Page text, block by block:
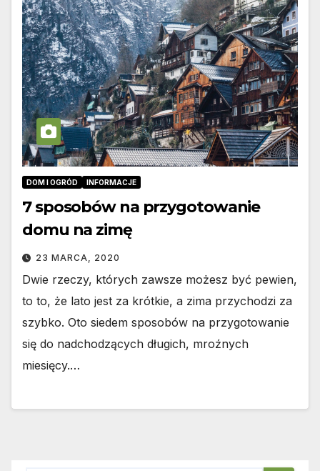
DOM I OGRÓD INFORMACJE
7 sposobów na przygotowanie
domu na zimę
23 MARCA, 2020
Dwie rzeczy, których zawsze możesz być pewien,
to to, że lato jest za krótkie, a zima przychodzi za
szybko. Oto siedem sposobów na przygotowanie
się do nadchodzących długich, mroźnych
miesięcy.…